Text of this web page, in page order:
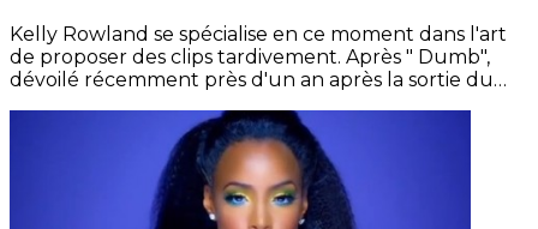
Kelly Rowland se spécialise en ce moment dans l'art
de proposer des clips tardivement. Après " Dumb",
dévoilé récemment près d'un an après la sortie du…